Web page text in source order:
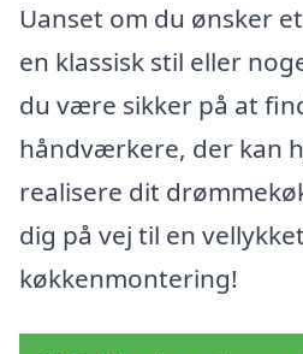
Uanset om du ønsker
en klassisk stil eller
du være sikker på at
håndværkere, der kan
realisere dit
dig på vej til en vellykket
køkkenmontering!